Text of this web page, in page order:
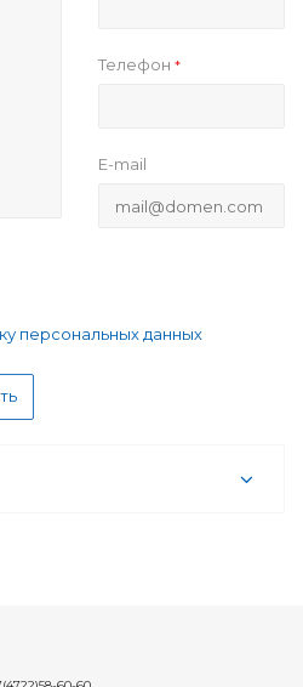
Телефон*
E-mail
персональных данных